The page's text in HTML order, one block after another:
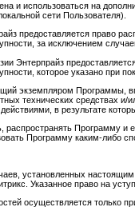
и использоваться на
сети Пользователя).
предоставляется право
за исключением
Энтерпрайз
которое указано при
экземпляром Программы,
технических средствах
в результате
распространять Программу
Программу каким-либо
установленных
Указанное право на
осуществляется только